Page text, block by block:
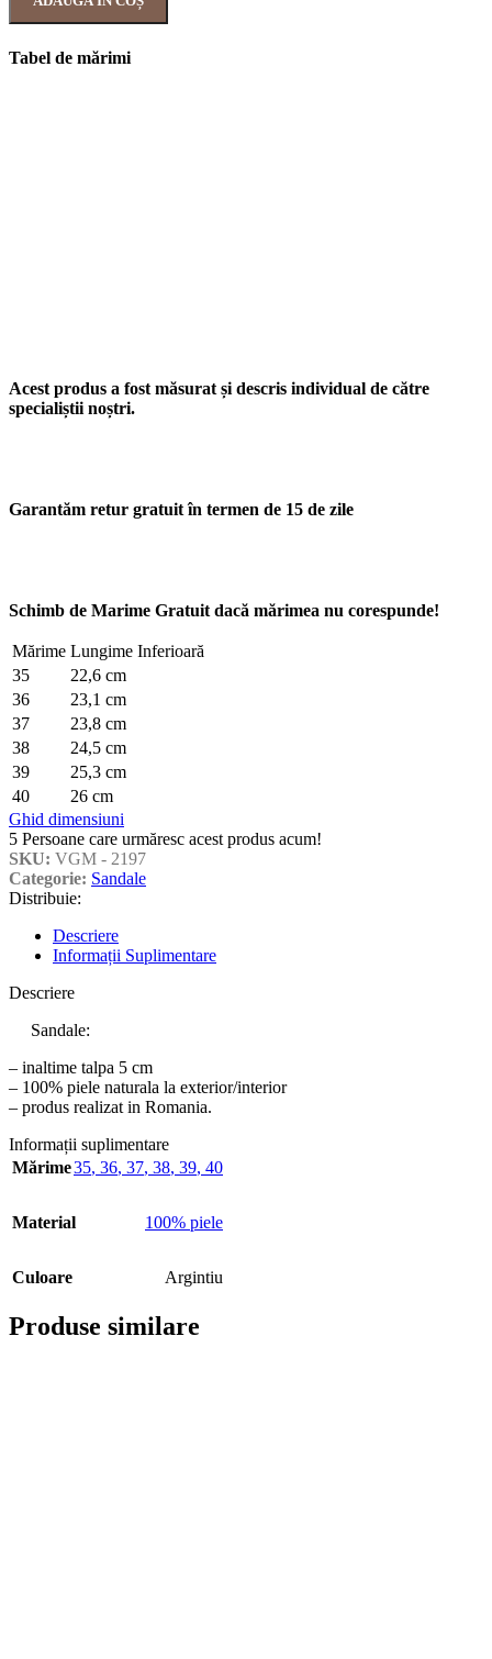
Tabel de mărimi
Acest produs a fost măsurat și descris individual de către
specialiștii noștri.
Garantăm retur gratuit în termen de 15 de zile
Schimb de Marime Gratuit dacă mărimea nu corespunde!
Mărime Lungime Inferioară
35
22,6 cm
36
23,1 cm
37
23,8 cm
38
24,5 cm
39
25,3 cm
40
26 cm
Ghid dimensiuni
5 Persoane care urmăresc acest produs acum!
SKU: VGM - 2197
Categorie: Sandale
Distribuie:
Descriere
Informații Suplimentare
Descriere
Sandale:
– inaltime talpa 5 cm
– 100% piele naturala la exterior/interior
– produs realizat in Romania.
Informații suplimentare
Mărime35, 36, 37, 38, 39, 40
Material 100% piele
Culoare Argintiu
Produse similare